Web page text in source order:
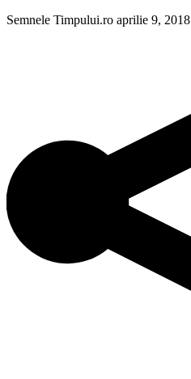
Semnele Timpului.ro aprilie 9, 2018